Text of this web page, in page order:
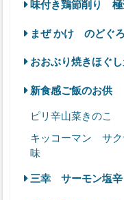
味付き鶏節削り 極
まぜ かけ のどぐろ
おおぶり焼きほぐ
新食感ご飯のお供
ピリ辛山菜きのこ
キッコーマン サク
味
三幸 サーモン塩辛